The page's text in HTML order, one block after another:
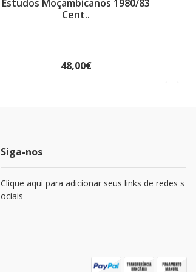
Estudos Moçambicanos 1980/83
Cent..
48,00€
Siga-nos
Clique aqui para adicionar seus links de redes s
ociais